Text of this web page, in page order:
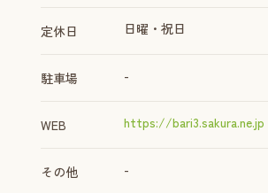
定休日 日曜・祝日
駐車場 -
WEB https://bari3.sakura.ne.jp
その他 -